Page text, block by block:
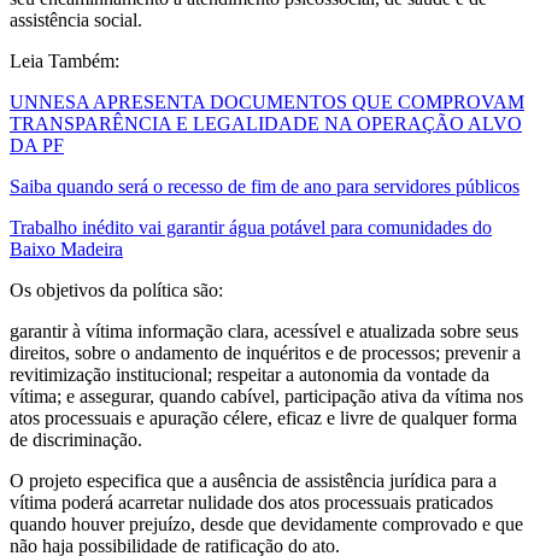
assistência social.
Leia Também:
UNNESA APRESENTA DOCUMENTOS QUE COMPROVAM
TRANSPARÊNCIA E LEGALIDADE NA OPERAÇÃO ALVO
DA PF
Saiba quando será o recesso de fim de ano para servidores públicos
Trabalho inédito vai garantir água potável para comunidades do
Baixo Madeira
Os objetivos da política são:
garantir à vítima informação clara, acessível e atualizada sobre seus
direitos, sobre o andamento de inquéritos e de processos; prevenir a
revitimização institucional; respeitar a autonomia da vontade da
vítima; e assegurar, quando cabível, participação ativa da vítima nos
atos processuais e apuração célere, eficaz e livre de qualquer forma
de discriminação.
O projeto especifica que a ausência de assistência jurídica para a
vítima poderá acarretar nulidade dos atos processuais praticados
quando houver prejuízo, desde que devidamente comprovado e que
não haja possibilidade de ratificação do ato.